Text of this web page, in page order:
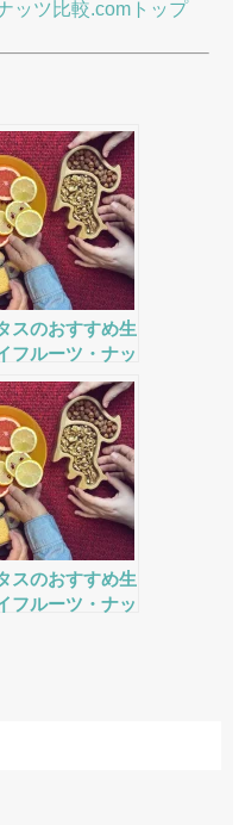
ッツ比較.comトップ
スのおすすめ生
フルーツ・ナッ
判・口コミ・サ
をチェック
スのおすすめ生
フルーツ・ナッ